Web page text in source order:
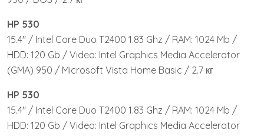
HP 530
15.4″ / Intel Core Duo T2400 1.83 Ghz / RAM: 1024 Mb /
HDD: 120 Gb / Video: Intel Graphics Media Accelerator
(GMA) 950 / Microsoft Vista Home Basic / 2.7 кг
HP 530
15.4″ / Intel Core Duo T2400 1.83 Ghz / RAM: 1024 Mb /
HDD: 120 Gb / Video: Intel Graphics Media Accelerator